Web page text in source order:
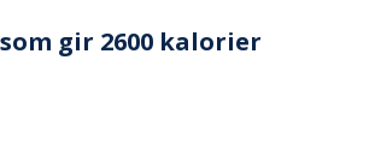
gir 2600 kalorier